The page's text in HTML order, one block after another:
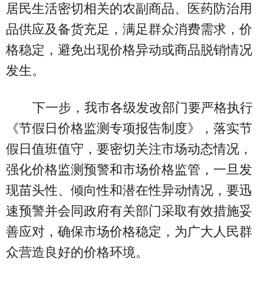
居民生活密切相关的农副商品、医药防治用
品供应及备货充足，满足群众消费需求，价
格稳定，避免出现价格异动或商品脱销情况
发生。
下一步，我市各级发改部门要严格执行
《节假日价格监测专项报告制度》，落实节
假日值班值守，要密切关注市场动态情况，
强化价格监测预警和市场价格监管，一旦发
现苗头性、倾向性和潜在性异动情况，要迅
速预警并会同政府有关部门采取有效措施妥
善应对，确保市场价格稳定，为广大人民群
众营造良好的价格环境。